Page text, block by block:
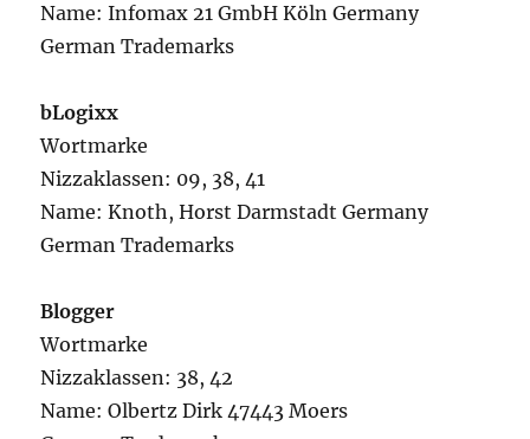
Name: Infomax 21 GmbH Köln Germany
German Trademarks
bLogixx
Wortmarke
Nizzaklassen: 09, 38, 41
Name: Knoth, Horst Darmstadt Germany
German Trademarks
Blogger
Wortmarke
Nizzaklassen: 38, 42
Name: Olbertz Dirk 47443 Moers